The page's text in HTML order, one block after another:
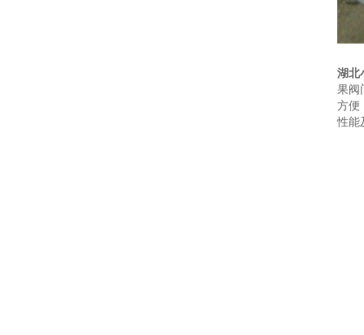
湖北
果阀
方便
性能